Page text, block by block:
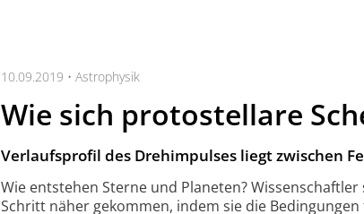
10.09.2019 • Astrophysik
Wie sich protostellare
Verlaufsprofil des Drehimpulses liegt zwischen
Wie entstehen Sterne und Planeten?
Schritt näher gekommen, indem sie die